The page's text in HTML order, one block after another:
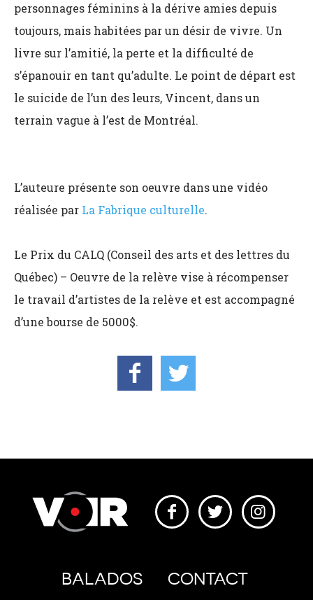
personnages féminins à la dérive amies depuis
toujours, mais habitées par un désir de vivre. Un
livre sur l’amitié, la perte et la difficulté de
s’épanouir en tant qu’adulte. Le point de départ est
le suicide de l’un des leurs, Vincent, dans un
terrain vague à l’est de Montréal.
L’auteure présente son oeuvre dans une vidéo
réalisée par La Fabrique culturelle.
Le Prix du CALQ (Conseil des arts et des lettres du
Québec) – Oeuvre de la relève vise à récompenser
le travail d’artistes de la relève et est accompagné
d’une bourse de 5000$.
BALADOS CONTACT